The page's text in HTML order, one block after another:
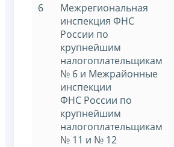
6
Межрегиональная
инспекция ФНС
России по
крупнейшим
налогоплательщикам
№ 6 и Межрайонные
инспекции
ФНС России по
крупнейшим
налогоплательщикам
№ 11 и № 12